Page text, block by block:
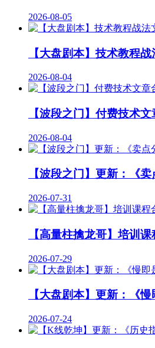
2026-08-05
【大盘剧本】技术教程
2026-08-04
【波段之门】付费技术
2026-08-04
【波段之门】更新：《卖
2026-07-31
【高量柱擒龙哥】培训
2026-07-29
【大盘剧本】更新：《慢
2026-07-24